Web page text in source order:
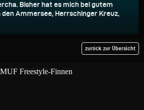
Bisher hat es mich bei gutem
Ammersee, Herrschinger Kreuz,
zurück zur Übersicht